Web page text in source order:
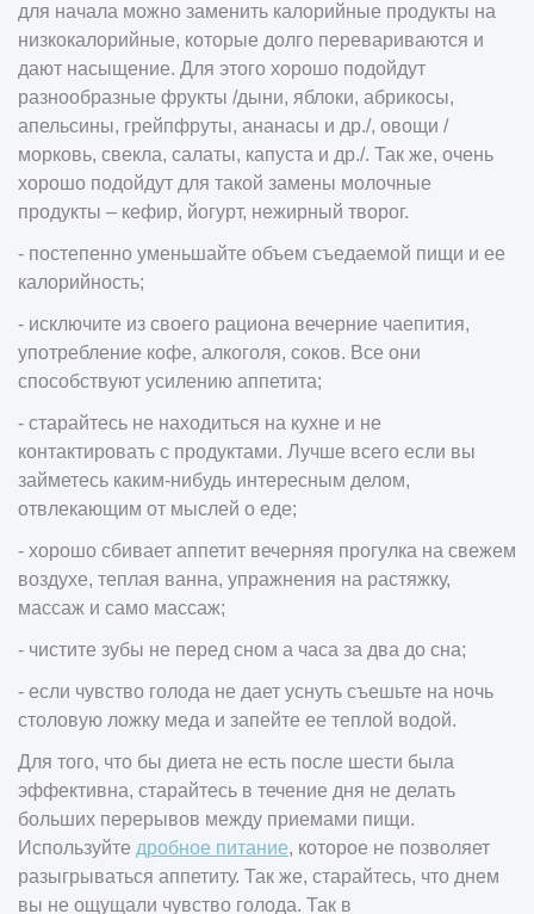
для начала можно заменить калорийные продукты на
низкокалорийные, которые долго перевариваются и
дают насыщение. Для этого хорошо подойдут
разнообразные фрукты /дыни, яблоки, абрикосы,
апельсины, грейпфруты, ананасы и др./, овощи /
морковь, свекла, салаты, капуста и др./. Так же, очень
хорошо подойдут для такой замены молочные
продукты – кефир, йогурт, нежирный творог.
- постепенно уменьшайте объем съедаемой пищи и ее
калорийность;
- исключите из своего рациона вечерние чаепития,
употребление кофе, алкоголя, соков. Все они
способствуют усилению аппетита;
- старайтесь не находиться на кухне и не
контактировать с продуктами. Лучше всего если вы
займетесь каким-нибудь интересным делом,
отвлекающим от мыслей о еде;
- хорошо сбивает аппетит вечерняя прогулка на свежем
воздухе, теплая ванна, упражнения на растяжку,
массаж и само массаж;
- чистите зубы не перед сном а часа за два до сна;
- если чувство голода не дает уснуть съешьте на ночь
столовую ложку меда и запейте ее теплой водой.
Для того, что бы диета не есть после шести была
эффективна, старайтесь в течение дня не делать
больших перерывов между приемами пищи.
Используйте дробное питание, которое не позволяет
разыгрываться аппетиту. Так же, старайтесь, что днем
вы не ощущали чувство голода. Так в